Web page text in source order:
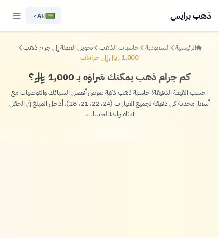
ذهب برايس AR
الرئيسية السعودية حاسبات الذهب تحويل العملة إلى جرام ذهب
1,000 ريال إلى جرامات
كم جرام ذهب يمكنك شراؤه بـ 1,000 ؟
احسب القيمة الدقيقة! حاسبة ذهب ذكية تعرض أفضل السبائك والتوصيات مع
أسعار محدثة كل دقيقة لجميع العيارات (24، 22، 21، 18). أدخل المبلغ في الحقل
أدناه وابدأ الحساب.